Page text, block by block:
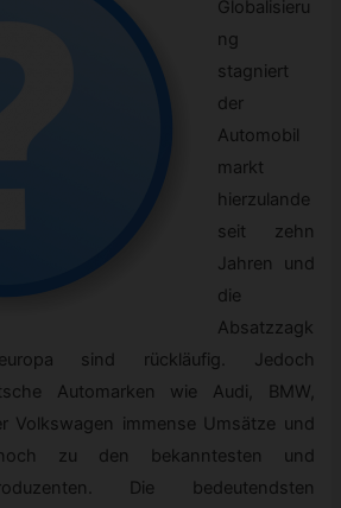
Globalisieru
ng
stagniert
der
Automobil
markt
hierzulande
seit zehn
Jahren und
die
Absatzzagk
sind rückläufig. Jedoch
Automarken wie Audi, BMW,
Volkswagen immense Umsätze und
zu den bekanntesten und
Die bedeutendsten